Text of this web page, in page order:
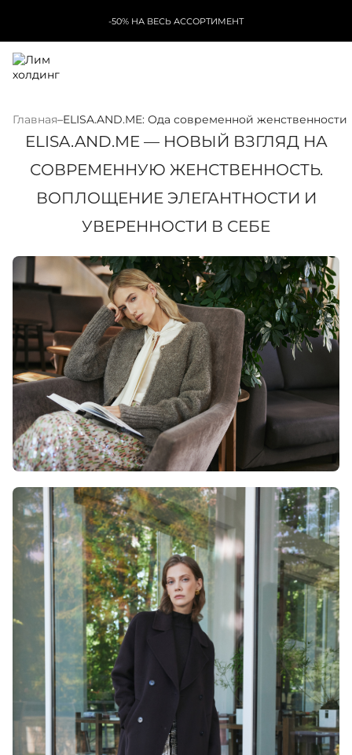
-50% НА ВЕСЬ АССОРТИМЕНТ
Главная–ELISA.AND.ME: Ода современной женственности
ELISA.AND.ME — НОВЫЙ ВЗГЛЯД НА
СОВРЕМЕННУЮ ЖЕНСТВЕННОСТЬ.
ВОПЛОЩЕНИЕ ЭЛЕГАНТНОСТИ И
УВЕРЕННОСТИ В СЕБЕ